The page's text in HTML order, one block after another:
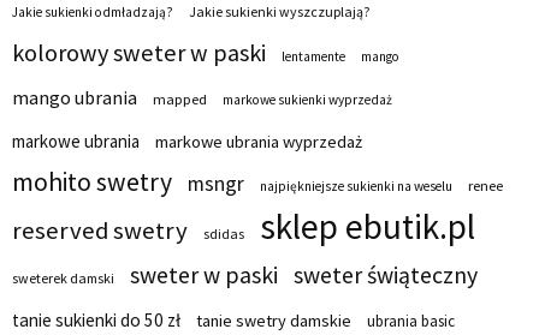
Jakie sukienki odmładzają? Jakie sukienki wyszczuplają?
kolorowy sweter w paski lentamente mango
mango ubrania mapped markowe sukienki wyprzedaż
markowe ubrania markowe ubrania wyprzedaż
mohito swetry msngr najpiękniejsze sukienki na weselu renee
reserved swetry sdidas sklep ebutik.pl
sweterek damski sweter w paski sweter świąteczny
tanie sukienki do 50 zł tanie swetry damskie ubrania basic